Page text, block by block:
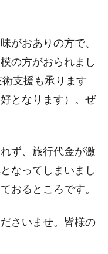
がおありの方で、
の方がおられまし
支援も承ります
となります）。ぜ
ず、旅行代金が激
なってしまいまし
おるところです。
さいませ。皆様の